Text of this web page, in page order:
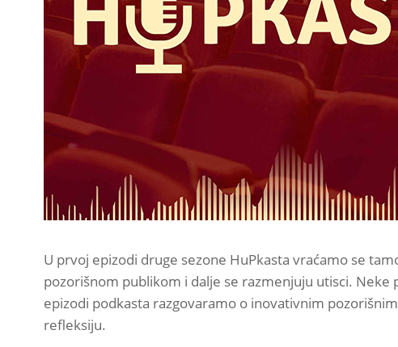
U prvoj epizodi druge sezone HuPkasta vraćamo se
pozorišnom publikom i dalje se razmenjuju utisci.
epizodi podkasta razgovaramo o inovativnim
refleksiju.